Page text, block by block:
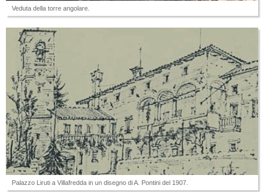
Veduta della torre angolare.
Palazzo Liruti a Villafredda in un disegno di A. Pontini del 1907.